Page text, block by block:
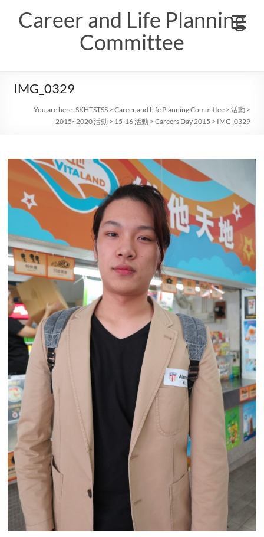
contentCareer and Life Planning
Committee
IMG_0329
You are here:SKHTSTSS >Career and Life Planning Committee >活動 >
2015~2020 活動 > 15-16 活動 >Careers Day 2015 > IMG_0329